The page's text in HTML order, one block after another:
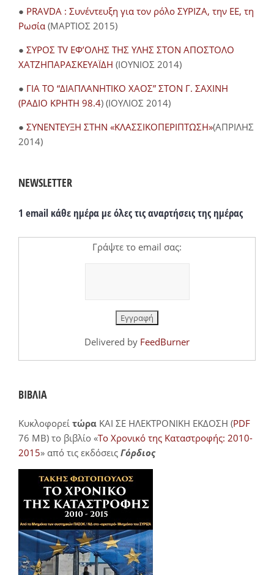
● PRAVDA : Συνέντευξη για τον ρόλο ΣΥΡΙΖΑ, την ΕΕ, τη
Ρωσία (ΜΑΡΤΙΟΣ 2015)
● ΣΥΡΟΣ TV ΕΦ’ΟΛΗΣ ΤΗΣ ΥΛΗΣ ΣΤΟΝ ΑΠΟΣΤΟΛΟ
ΧΑΤΖΗΠΑΡΑΣΚΕΥΑΪΔΗ (ΙΟΥΝΙΟΣ 2014)
● ΓΙΑ ΤΟ “ΔΙΑΠΛΑΝΗΤΙΚΟ ΧΑΟΣ” ΣΤΟΝ Γ. ΣΑΧΙΝΗ
(ΡΑΔΙΟ ΚΡΗΤΗ 98.4) (ΙΟΥΛΙΟΣ 2014)
● ΣΥΝΕΝΤΕΥΞΗ ΣΤΗΝ «ΚΛΑΣΣΙΚΟΠΕΡΙΠΤΩΣΗ»(ΑΠΡΙΛΗΣ
2014)
NEWSLETTER
1 email κάθε ημέρα με όλες τις αναρτήσεις της ημέρας
Γράψτε το email σας:
Delivered by FeedBurner
ΒΙΒΛΙΑ
Κυκλοφορεί τώρα ΚΑΙ ΣΕ ΗΛΕΚΤΡΟΝΙΚΗ ΕΚΔΟΣΗ (PDF
76 MB) το βιβλίο «Το Χρονικό της Καταστροφής: 2010-
2015» από τις εκδόσεις Γόρδιος